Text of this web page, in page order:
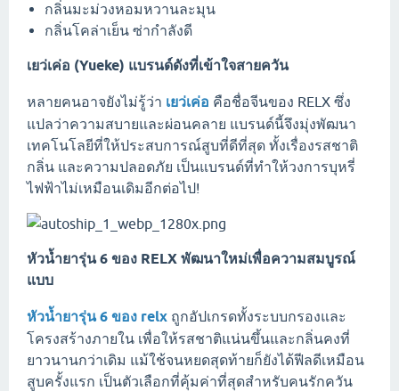
กลิ่นมะม่วงหอมหวานละมุน
กลิ่นโคล่าเย็น ซ่ากำลังดี
เยว่เค่อ (Yueke) แบรนด์ดังที่เข้าใจสายควัน
หลายคนอาจยังไม่รู้ว่า เยว่เค่อ คือชื่อจีนของ RELX ซึ่ง
แปลว่าความสบายและผ่อนคลาย แบรนด์นี้จึงมุ่งพัฒนา
เทคโนโลยีที่ให้ประสบการณ์สูบที่ดีที่สุด ทั้งเรื่องรสชาติ
กลิ่น และความปลอดภัย เป็นแบรนด์ที่ทำให้วงการบุหรี่
ไฟฟ้าไม่เหมือนเดิมอีกต่อไป!
หัวน้ำยารุ่น 6 ของ RELX พัฒนาใหม่เพื่อความสมบูรณ์
แบบ
หัวน้ำยารุ่น 6 ของ relx ถูกอัปเกรดทั้งระบบกรองและ
โครงสร้างภายใน เพื่อให้รสชาติแน่นขึ้นและกลิ่นคงที่
ยาวนานกว่าเดิม แม้ใช้จนหยดสุดท้ายก็ยังได้ฟีลดีเหมือน
สูบครั้งแรก เป็นตัวเลือกที่คุ้มค่าที่สุดสำหรับคนรักควัน